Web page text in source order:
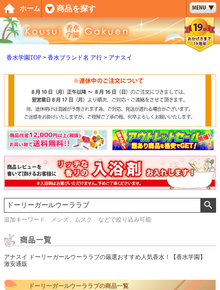
香水学園TOP 香水ブランド名 ア行 アナスイ
追加キーワード メンズ、ムスク などで絞り込み可能
アナスイ ドーリーガールウーララブの厳選おすすめ人気香水！【香水学園】
激安通販
ドーリーガールウーララブの商品一覧
ペー
ジト
ップ
へ
ホーム 商品を探す